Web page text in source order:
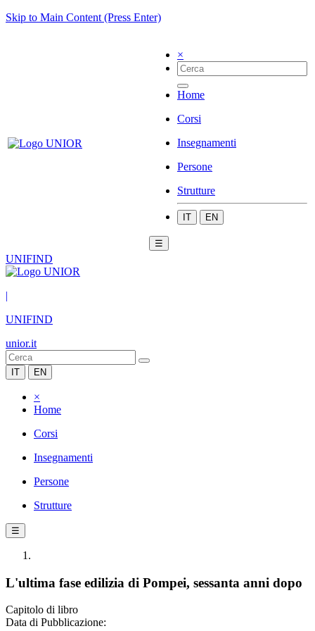
Skip to Main Content (Press Enter)
×
Home
Corsi
Insegnamenti
Persone
Strutture
IT EN
☰
UNIFIND
|
UNIFIND
unior.it
IT EN
×
Home
Corsi
Insegnamenti
Persone
Strutture
☰
L'ultima fase edilizia di Pompei, sessanta anni dopo
Capitolo di libro
Data di Pubblicazione: